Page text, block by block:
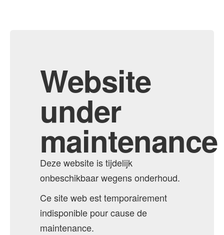
Website
under
maintenance
Deze website is tijdelijk
onbeschikbaar wegens onderhoud.
Ce site web est temporairement
indisponible pour cause de
maintenance.